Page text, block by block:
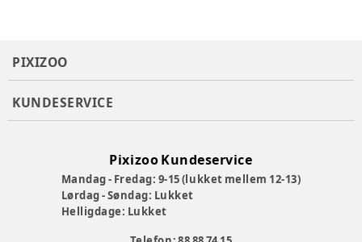
PIXIZOO
KUNDESERVICE
Pixizoo Kundeservice
Mandag - Fredag: 9-15 (lukket mellem 12-13)
Lørdag - Søndag: Lukket
Helligdage: Lukket